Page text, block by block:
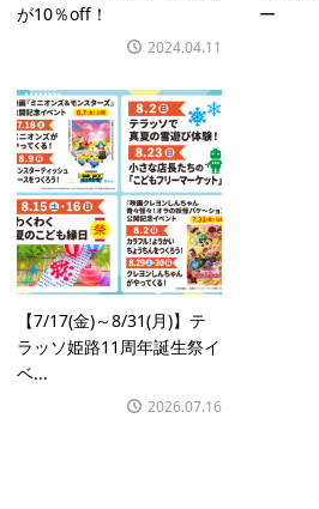
が10％off！
2024.04.11
ー
【7/17(金)～8/31(月)】テ
ラッソ姫路11周年誕生祭イ
ベ...
2026.07.16